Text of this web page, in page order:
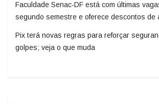
Faculdade Senac-DF está com últimas
segundo semestre e oferece descontos de
Pix terá novas regras para reforçar
golpes; veja o que muda